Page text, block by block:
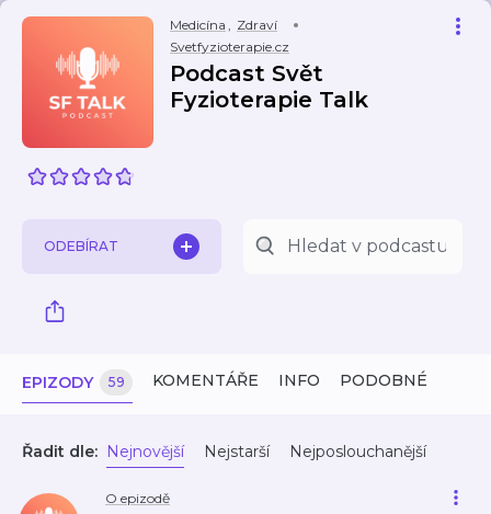
Medicína , Zdraví
Svetfyzioterapie.cz
Podcast Svět
Fyzioterapie Talk
ODEBÍRAT
EPIZODY 59 KOMENTÁŘE INFO PODOBNÉ
Řadit dle: Nejnovější Nejstarší Nejposlouchanější
O epizodě